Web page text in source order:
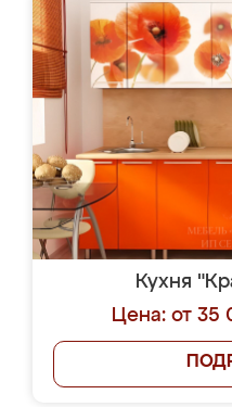
Кухня
Цена: от 35